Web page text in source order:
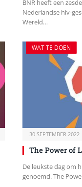
BNR heeft een
Nederlandse hiv-
Wereld…
WAT TE DOEN
30 SEPTEMBER 2022
The Power of
De leukste dag om
genoemd. The